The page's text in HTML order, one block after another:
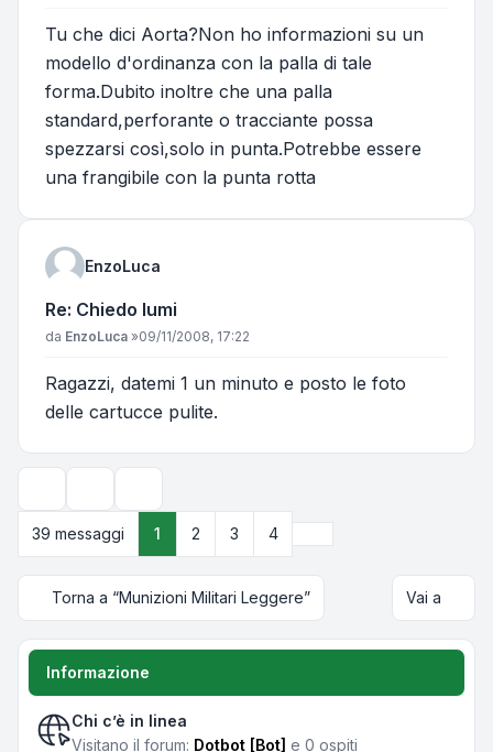
Tu che dici Aorta?Non ho informazioni su un
modello d'ordinanza con la palla di tale
forma.Dubito inoltre che una palla
standard,perforante o tracciante possa
spezzarsi così,solo in punta.Potrebbe essere
una frangibile con la punta rotta
EnzoLuca
Re: Chiedo lumi
Messaggio
da EnzoLuca »09/11/2008, 17:22
Ragazzi, datemi 1 un minuto e posto le foto
delle cartucce pulite.
39 messaggi
1 2 3 4
Torna a “Munizioni Militari Leggere” Vai a
Informazione
Chi c’è in linea
Visitano il forum: Dotbot [Bot] e 0 ospiti